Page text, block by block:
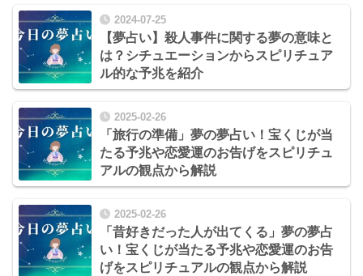
2024-07-25
【夢占い】殺人事件に関する夢の意味と
は？シチュエーションからスピリチュア
ル的な予兆を紹介
2025-02-26
「旅行の準備」夢の夢占い！宝くじが当
たる予兆や恋愛運のお告げをスピリチュ
アルの観点から解説
2025-02-26
「昔好きだった人が出てくる」夢の夢占
い！宝くじが当たる予兆や恋愛運のお告
げをスピリチュアルの観点から解説